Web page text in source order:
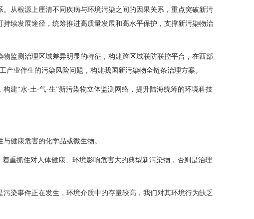
从根源上厘清不同疾病与环境污染之间的因果关系，重点突破新污
续发展途径，统筹推进高质量发展和高水平保护，支撑新污染物治
监测治理区域差异明显的特征，构建跨区域联防联控平台，在西部
业伴生的污染风险问题，构建我国新污染物全链条治理方案。
建“水-土-气-生”新污染物立体监测网络，提升陆海统筹的环境科技
健康危害的化学品或微生物。
重抓住对人体健康、环境影响危害大的典型新污染物，否则是治理
染事件正在发生，环境介质中的存量较高，我们对其环境行为缺乏